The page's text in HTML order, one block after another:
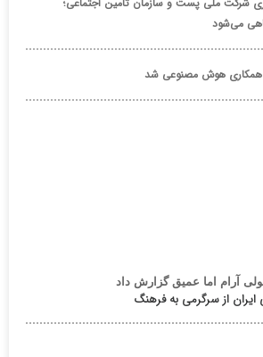
می‌شود
همکاری هوش مصنوعی شد
آرام اما عمیق گزارش داد
ایران از سرگرمی به فرهنگ